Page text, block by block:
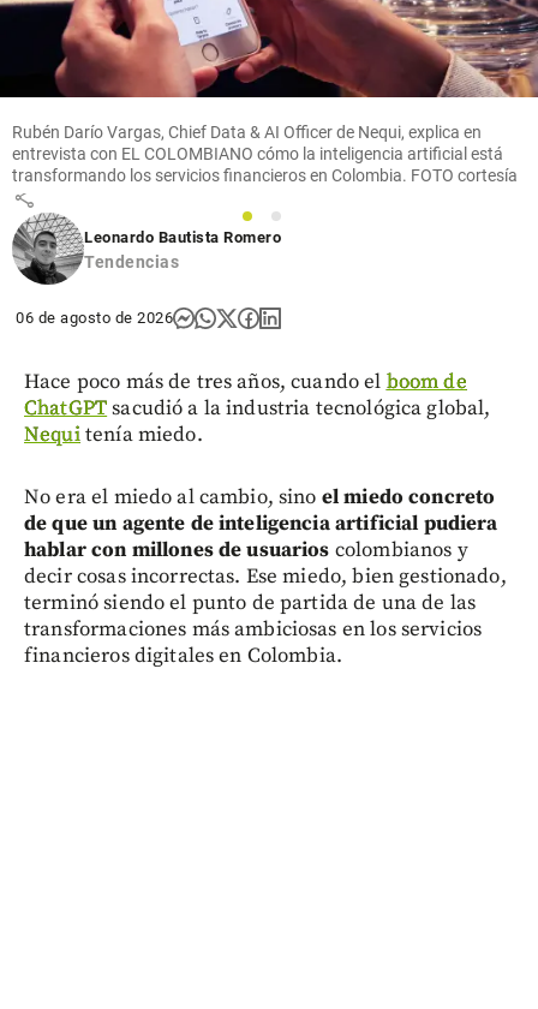
con IA: 80%
de atención
automatizada
y cartera de
crédito
multiplicada
por diez
share
Rubén Darío Vargas, Chief Data & AI Officer de Nequi, explica en
entrevista con EL COLOMBIANO cómo la inteligencia artificial está
transformando los servicios financieros en Colombia. FOTO cortesía
1
2
Leonardo Bautista Romero
Tendencias
06 de agosto de 2026
Hace poco más de tres años, cuando el boom de
ChatGPTsacudió a la industria tecnológica global,
Nequitenía miedo.
No era el miedo al cambio, sino el miedo concreto
de que un agente de inteligencia artificial pudiera
hablar con millones de usuarios colombianos y
decir cosas incorrectas. Ese miedo, bien gestionado,
terminó siendo el punto de partida de una de las
transformaciones más ambiciosas en los servicios
financieros digitales en Colombia.